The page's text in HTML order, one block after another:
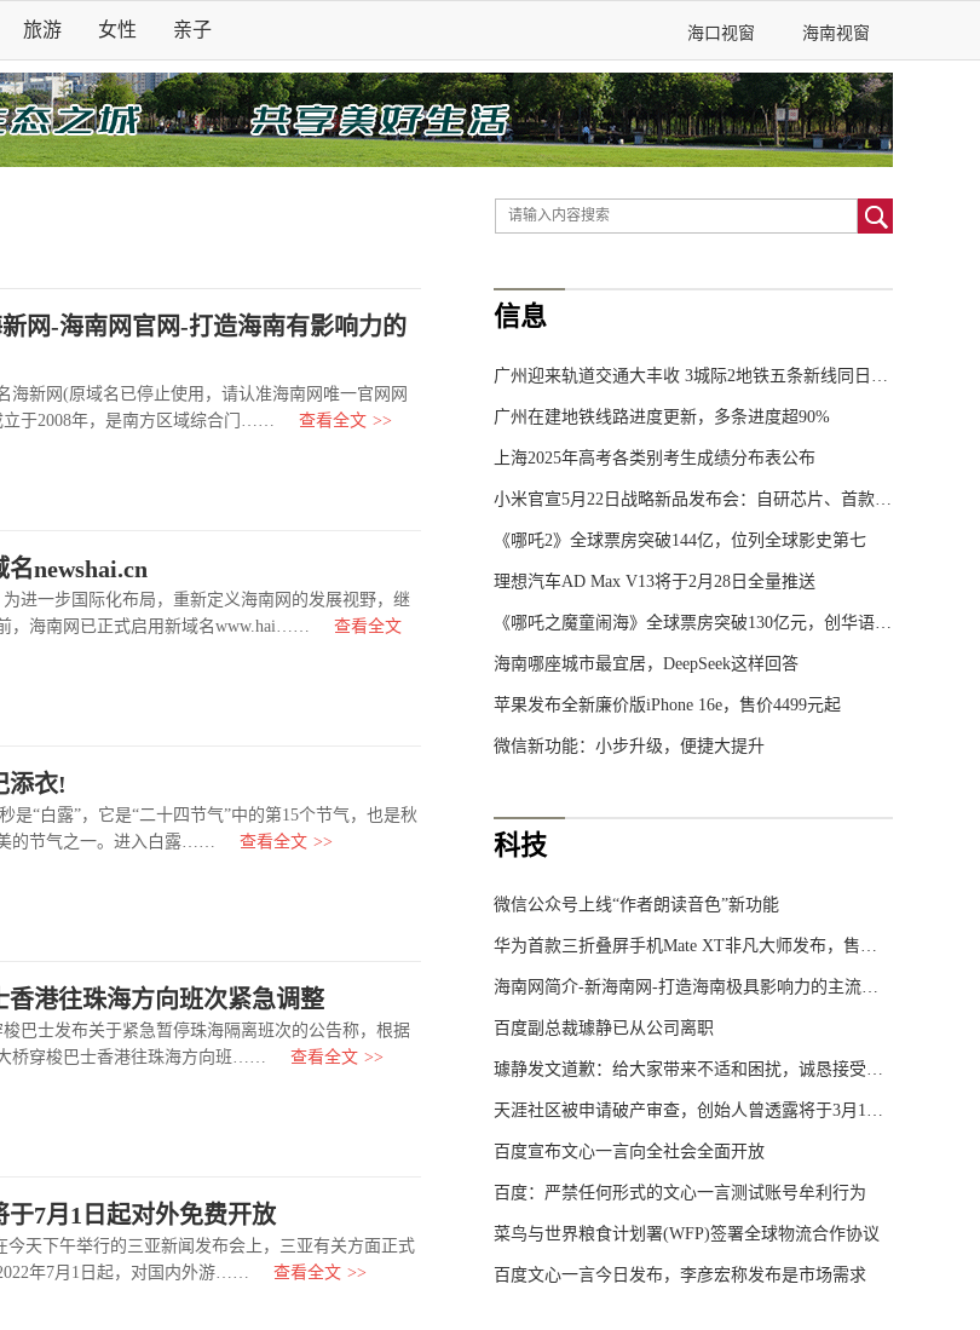
旅游 女性 亲子 海口视窗 海南视窗
网-海南网官网-打造海南有影响力的
新网(原域名已停止使用，请认准海南网唯一官网网
立于2008年，是南方区域综合门……
查看全文 >>
newshai.cn
一步国际化布局，重新定义海南网的发展视野，继
，海南网已正式启用新域名www.hai……
查看全文
添衣!
“白露”，它是“二十四节气”中的第15个节气，也是秋
的节气之一。进入白露……
查看全文 >>
香港往珠海方向班次紧急调整
士发布关于紧急暂停珠海隔离班次的公告称，根据
桥穿梭巴士香港往珠海方向班……
查看全文 >>
7月1日起对外免费开放
天下午举行的三亚新闻发布会上，三亚有关方面正式
年7月1日起，对国内外游……
查看全文 >>
信息
广州迎来轨道交通大丰收 3城际2地铁五条新线同日开通
广州在建地铁线路进度更新，多条进度超90%
上海2025年高考各类别考生成绩分布表公布
小米官宣5月22日战略新品发布会：自研芯片、首款SUV齐发
《哪吒2》全球票房突破144亿，位列全球影史第七
理想汽车AD Max V13将于2月28日全量推送
《哪吒之魔童闹海》全球票房突破130亿元，创华语电影新里程碑
海南哪座城市最宜居，DeepSeek这样回答
苹果发布全新廉价版iPhone 16e，售价4499元起
微信新功能：小步升级，便捷大提升
科技
微信公众号上线“作者朗读音色”新功能
华为首款三折叠屏手机Mate XT非凡大师发布，售价19999元起
海南网简介-新海南网-打造海南极具影响力的主流综合门户网站
百度副总裁璩静已从公司离职
璩静发文道歉：给大家带来不适和困扰，诚恳接受批评
天涯社区被申请破产审查，创始人曾透露将于3月1日重启
百度宣布文心一言向全社会全面开放
百度：严禁任何形式的文心一言测试账号牟利行为
菜鸟与世界粮食计划署(WFP)签署全球物流合作协议
百度文心一言今日发布，李彦宏称发布是市场需求